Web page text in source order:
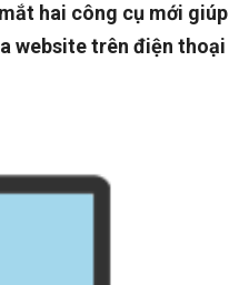
hai công cụ mới giúp
website trên điện thoại